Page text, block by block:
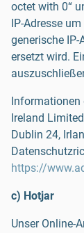
octet with 0“
IP-Adresse
generische IP-
ersetzt wird.
Informationen
Ireland
Dublin 24,
https://
c) Hotjar
Unser Online-